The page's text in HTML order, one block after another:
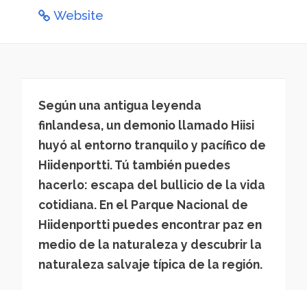
Website
Según una antigua leyenda
finlandesa, un demonio llamado Hiisi
huyó al entorno tranquilo y pacífico de
Hiidenportti. Tú también puedes
hacerlo: escapa del bullicio de la vida
cotidiana. En el Parque Nacional de
Hiidenportti puedes encontrar paz en
medio de la naturaleza y descubrir la
naturaleza salvaje típica de la región.